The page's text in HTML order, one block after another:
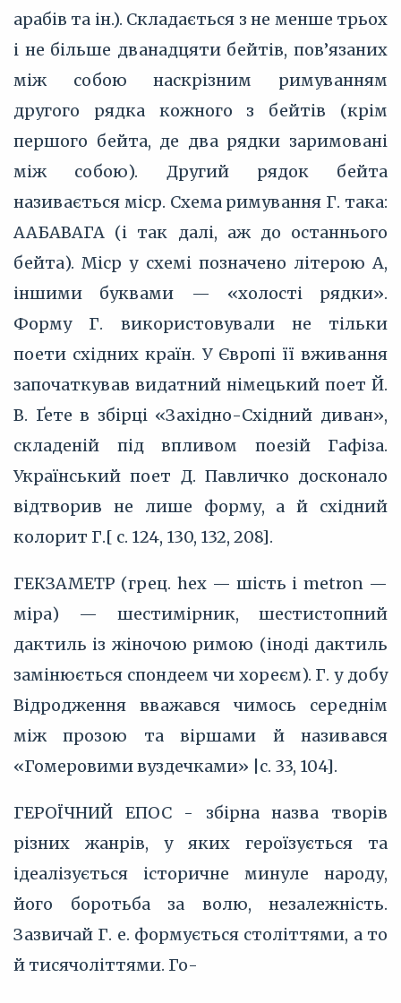
арабів та ін.). Складається з не менше трьох
і не більше дванадцяти бейтів, пов’язаних
між собою наскрізним римуванням
другого рядка кожного з бейтів (крім
першого бейта, де два рядки заримовані
між собою). Другий рядок бейта
називається міср. Схема римування Г. така:
ААБАВАГА (і так далі, аж до останнього
бейта). Міср у схемі позначено літерою А,
іншими буквами — «холості рядки».
Форму Г. використовували не тільки
поети східних країн. У Європі її вживання
започаткував видатний німецький поет Й.
В. Ґете в збірці «Західно-Східний диван»,
складеній під впливом поезій Гафіза.
Український поет Д. Павличко досконало
відтворив не лише форму, а й східний
колорит Г.[ с. 124, 130, 132, 208].
ГЕКЗАМЕТР (грец. hex — шість і metron —
міра) — шестимірник, шестистопний
дактиль із жіночою римою (іноді дактиль
замінюється спондеем чи хореєм). Г. у добу
Відродження вважався чимось середнім
між прозою та віршами й називався
«Гомеровими вуздечками» |с. 33, 104].
ГЕРОЇЧНИЙ ЕПОС - збірна назва творів
різних жанрів, у яких героїзується та
ідеалізується історичне минуле народу,
його боротьба за волю, незалежність.
Зазвичай Г. е. формується століттями, а то
й тисячоліттями. Го-